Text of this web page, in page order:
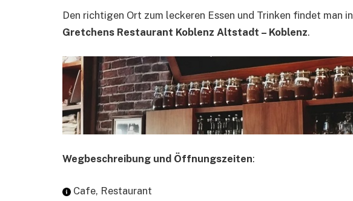
Den richtigen Ort zum leckeren Essen und Trinken findet man in
Gretchens Restaurant Koblenz Altstadt – Koblenz.
Wegbeschreibung und Öffnungszeiten:
Cafe, Restaurant